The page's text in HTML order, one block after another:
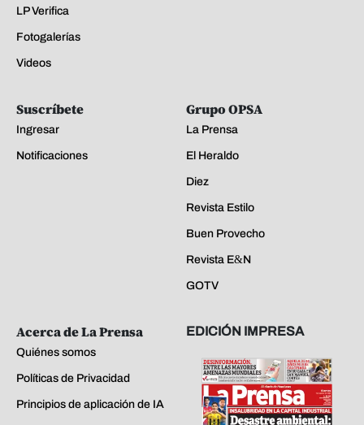
LP Verifica
Fotogalerías
Videos
Suscríbete
Ingresar
Notificaciones
Grupo OPSA
La Prensa
El Heraldo
Diez
Revista Estilo
Buen Provecho
Revista E&N
GOTV
Acerca de La Prensa
Quiénes somos
Políticas de Privacidad
Principios de aplicación de IA
EDICIÓN IMPRESA